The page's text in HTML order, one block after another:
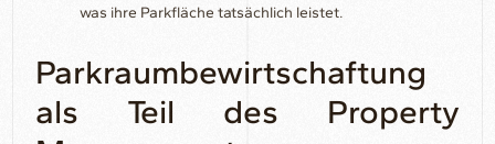
was ihre Parkfläche tatsächlich leistet.
Parkraumbewirtschaftung
als Teil des Property